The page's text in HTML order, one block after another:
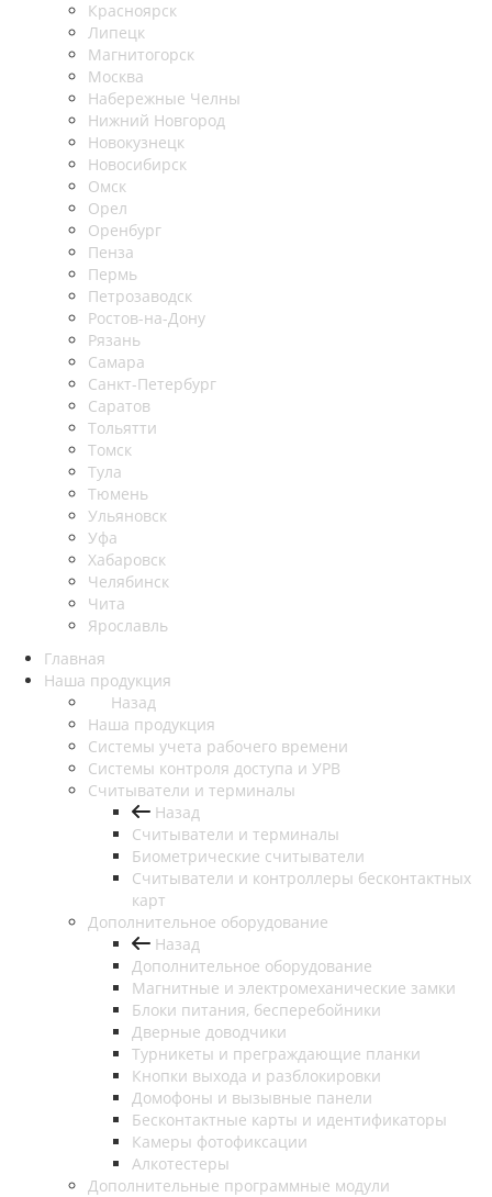
Красноярск
Липецк
Магнитогорск
Москва
Набережные Челны
Нижний Новгород
Новокузнецк
Новосибирск
Омск
Орел
Оренбург
Пенза
Пермь
Петрозаводск
Ростов-на-Дону
Рязань
Самара
Санкт-Петербург
Саратов
Тольятти
Томск
Тула
Тюмень
Ульяновск
Уфа
Хабаровск
Челябинск
Чита
Ярославль
Главная
Наша продукция
Назад
Наша продукция
Cистемы учета рабочего времени
Системы контроля доступа и УРВ
Считыватели и терминалы
Назад
Считыватели и терминалы
Биометрические считыватели
Считыватели и контроллеры бесконтактных
карт
Дополнительное оборудование
Назад
Дополнительное оборудование
Магнитные и электромеханические замки
Блоки питания, бесперебойники
Дверные доводчики
Турникеты и преграждающие планки
Кнопки выхода и разблокировки
Домофоны и вызывные панели
Бесконтактные карты и идентификаторы
Камеры фотофиксации
Алкотестеры
Дополнительные программные модули